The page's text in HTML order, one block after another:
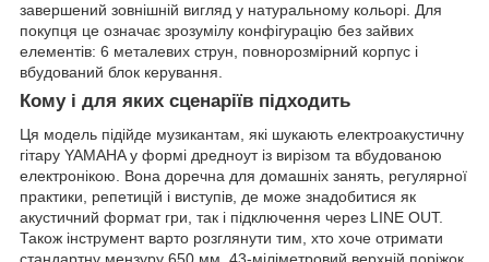
завершений зовнішній вигляд у натуральному кольорі. Для
покупця це означає зрозумілу конфігурацію без зайвих
елементів: 6 металевих струн, повнорозмірний корпус і
вбудований блок керування.
Кому і для яких сценаріїв підходить
Ця модель підійде музикантам, які шукають електроакустичну
гітару YAMAHA у формі дредноут із вирізом та вбудованою
електронікою. Вона доречна для домашніх занять, регулярної
практики, репетицій і виступів, де може знадобитися як
акустичний формат гри, так і підключення через LINE OUT.
Також інструмент варто розглянути тим, хто хоче отримати